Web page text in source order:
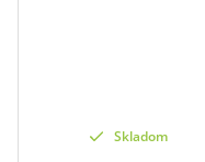
Skladom